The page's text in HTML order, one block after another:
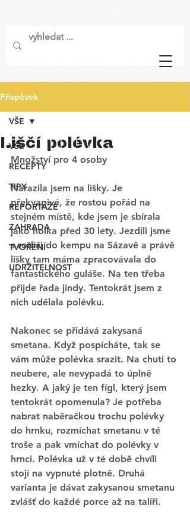
Příspěvek
VŠE
RECEPTY
TIPY
REPORTÁŽE
ZAHRADA
TVOŘENÍ
UDRŽITELNOST
VŠE
Liščí polévka
Množství pro 4 osoby
Narazila jsem na lišky. Je
překvapivé, že rostou pořád na
stejném místě, kde jsem je sbírala
jako holka před 30 lety. Jezdili jsme
s rodiči do kempu na Sázavě a právě
lišky tam máma zpracovávala do
fantastického guláše. Na ten třeba
přijde řada jindy. Tentokrát jsem z
nich udělala polévku.
Nakonec se přidává zakysaná
smetana. Když pospícháte, tak se
vám může polévka srazit. Na chuti to
neubere, ale nevypadá to úplně
hezky. A jaký je ten fígl, který jsem
tentokrát opomenula? Je potřeba
nabrat naběračkou trochu polévky
do hrnku, rozmíchat smetanu v té
troše a pak vmíchat do polévky v
hrnci. Polévka už v té době chvíli
stojí na vypnuté plotně. Druhá
varianta je dávat zakysanou smetanu
zvlášť do každé porce až na talíři.